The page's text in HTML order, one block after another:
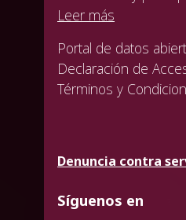
Leer más
Portal de datos
Declaración de
Términos y
Denuncia contra
Síguenos en